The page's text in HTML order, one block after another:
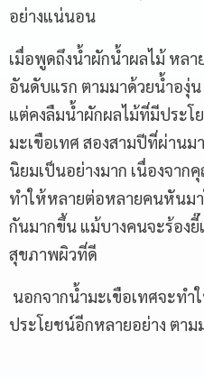
อย่างแน่นอน
เมื่อพูดถึงน้ำผักน้ำผลไม้ หล
อันดับแรก ตามมาด้วยน้ำองุ่
แต่คงลืมน้ำผักผลไม้ที่มีประโ
มะเขือเทศ สองสามปีที่ผ่านม
นิยมเป็นอย่างมาก เนื่องจา
ทำให้หลายต่อหลายคนหันม
กันมากขึ้น แม้บางคนจะร้อง
สุขภาพผิวที่ดี
นอกจากน้ำมะเขือเทศจะท
ประโยชน์อีกหลายอย่าง ตาม